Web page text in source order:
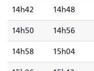
14h42 14h48
14h50 14h56
14h58 15h04